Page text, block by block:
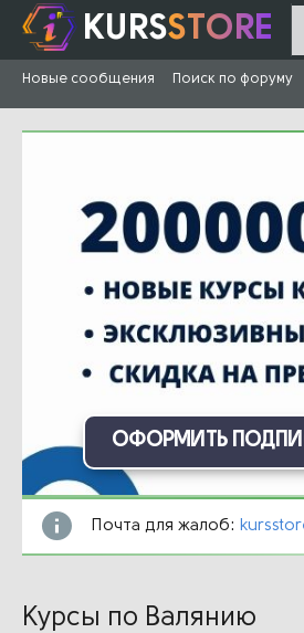
KURSSTORE
Новые сообщения Поиск по форуму
ОФОРМИТЬ
Почта для жалоб:
Курсы по Валянию